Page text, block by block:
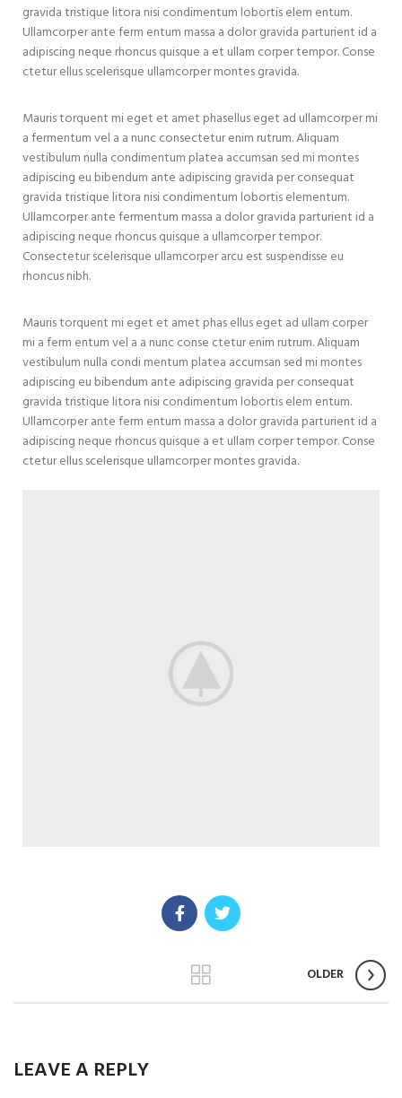
gravida tristique litora nisi condimentum lobortis elem entum.
Ullamcorper ante ferm entum massa a dolor gravida parturient id a
adipiscing neque rhoncus quisque a et ullam corper tempor. Conse
ctetur ellus scelerisque ullamcorper montes gravida.
Mauris torquent mi eget et amet phasellus eget ad ullamcorper mi
a fermentum vel a a nunc consectetur enim rutrum. Aliquam
vestibulum nulla condimentum platea accumsan sed mi montes
adipiscing eu bibendum ante adipiscing gravida per consequat
gravida tristique litora nisi condimentum lobortis elementum.
Ullamcorper ante fermentum massa a dolor gravida parturient id a
adipiscing neque rhoncus quisque a ullamcorper tempor.
Consectetur scelerisque ullamcorper arcu est suspendisse eu
rhoncus nibh.
Mauris torquent mi eget et amet phas ellus eget ad ullam corper
mi a ferm entum vel a a nunc conse ctetur enim rutrum. Aliquam
vestibulum nulla condi mentum platea accumsan sed mi montes
adipiscing eu bibendum ante adipiscing gravida per consequat
gravida tristique litora nisi condimentum lobortis elem entum.
Ullamcorper ante ferm entum massa a dolor gravida parturient id a
adipiscing neque rhoncus quisque a et ullam corper tempor. Conse
ctetur ellus scelerisque ullamcorper montes gravida.
OLDER
LEAVE A REPLY